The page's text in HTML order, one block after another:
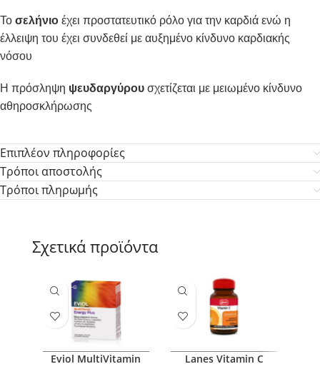
Το σελήνιο έχει προστατευτικό ρόλο για την καρδιά ενώ η
έλλειψη του έχει συνδεθεί με αυξημένο κίνδυνο καρδιακής
νόσου
Η πρόσληψη ψευδαργύρου σχετίζεται με μειωμένο κίνδυνο
αθηροσκλήρωσης
Επιπλέον πληροφορίες
Τρόποι αποστολής
Τρόποι πληρωμής
Σχετικά προϊόντα
Eviol MultiVitamin
Lanes Vitamin C